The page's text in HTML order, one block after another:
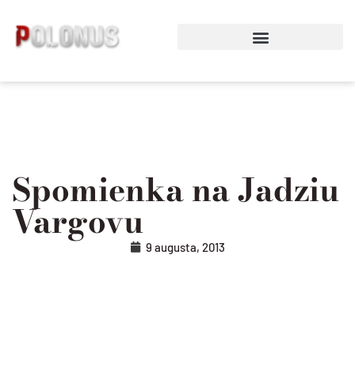
obsah
Spomienka na Jadziu
Vargovu
9 augusta, 2013